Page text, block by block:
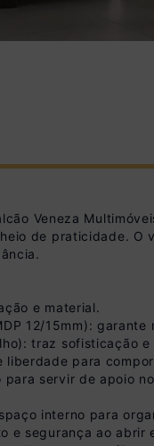
Veneza
de praticidade.
e material.
12/15mm):
traz sofisticação
para
servir de apoio
interno para
e segurança ao abrir